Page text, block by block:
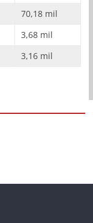
70,18 mil
3,68 mil
3,16 mil